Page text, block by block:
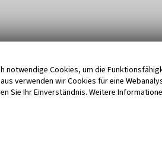
notwendige Cookies, um die
verwenden wir Cookies für eine
Sie Ihr Einverständnis. Weitere